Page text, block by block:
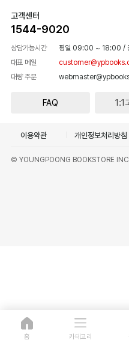
고객센터
1544-9020
상담가능시간 평일 09:00 ~ 18:00 /
대표 메일
대량 주문
FAQ 1:1
이용약관 개인정보처리방침
© YOUNGPOONG BOOKSTORE
홈 카테고리